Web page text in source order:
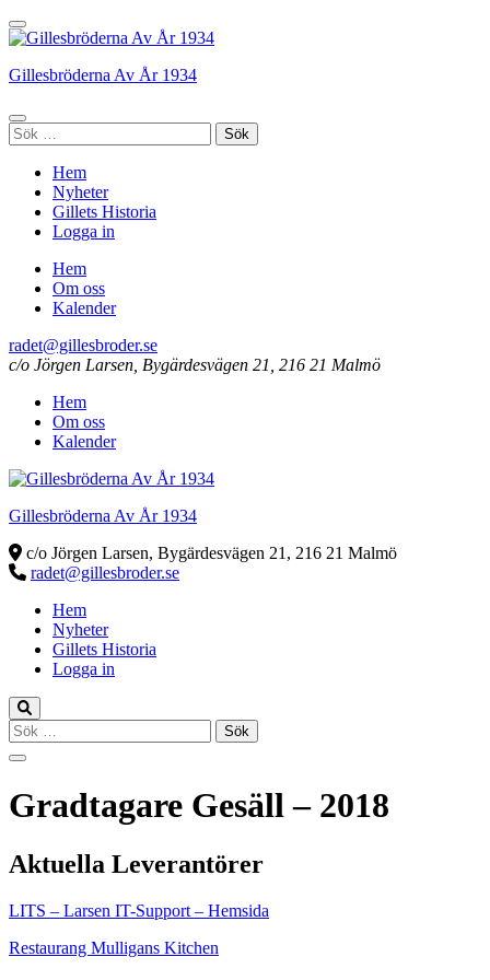
Hoppa
till
(tryck
Gillesbröderna Av År 1934
Sök
efter:
Hem
Nyheter
Gillets Historia
Logga in
Hem
Om oss
Kalender
radet@gillesbroder.se
c/o Jörgen Larsen, Bygärdesvägen 21, 216 21 Malmö
Hem
Om oss
Kalender
Gillesbröderna Av År 1934
c/o Jörgen Larsen, Bygärdesvägen 21, 216 21 Malmö
radet@gillesbroder.se
Hem
Nyheter
Gillets Historia
Logga in
Sök
efter:
Gradtagare Gesäll – 2018
Aktuella Leverantörer
LITS – Larsen IT-Support – Hemsida
Restaurang Mulligans Kitchen